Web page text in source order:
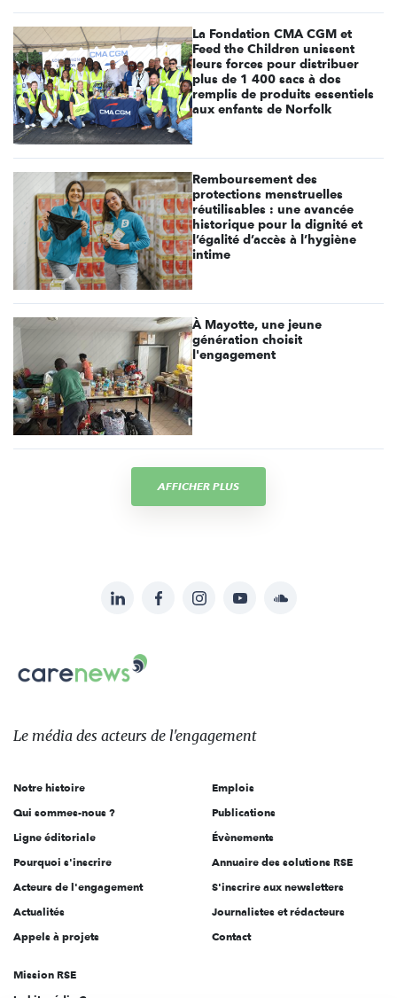
La Fondation CMA CGM et
Feed the Children unissent
leurs forces pour distribuer
plus de 1 400 sacs à dos
remplis de produits essentiels
aux enfants de Norfolk
Remboursement des
protections menstruelles
réutilisables : une avancée
historique pour la dignité et
l’égalité d’accès à l’hygiène
intime
À Mayotte, une jeune
génération choisit
l'engagement
AFFICHER PLUS
sur:
LinkedInFacebookInstagramYouTubeSoundcloud
Le
des
l'engagement
Le média des acteurs de l'engagement
Notre histoire
Qui sommes-nous ?
Ligne éditoriale
Pourquoi s'inscrire
Acteurs de l'engagement
Actualités
Appels à projets
Emplois
Publications
Évènements
Annuaire des solutions RSE
S'inscrire aux newsletters
Journalistes et rédacteurs
Contact
Mission RSE